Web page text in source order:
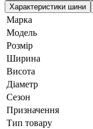
Характеристики шини
Марка
Модель
Розмір
Ширина
Висота
Діаметр
Сезон
Призначення
Тип товару